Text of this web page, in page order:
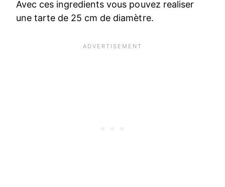
Avec ces ingredients vous pouvez realiser
une tarte de 25 cm de diamètre.